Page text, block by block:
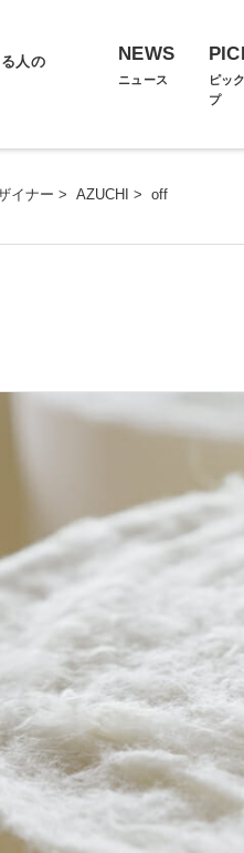
人の
NEWS
ニュース
ピッ
プ
イナー > AZUCHI > off